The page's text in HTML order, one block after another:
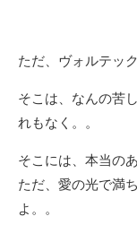
ただ、ヴォルテッ
そこは、なんの苦
れもなく。。
そこには、本当の
ただ、愛の光で満
よ。。